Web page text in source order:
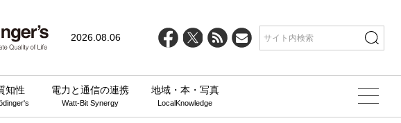
2026.08.06
知性 電力と通信の連携
Watt-Bit Synergy
地域・本・写真
LocalKnowledge
functions.php